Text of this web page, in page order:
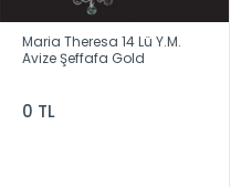
Maria Theresa 14 Lü Y.M.
Avize Şeffafa Gold
0 TL